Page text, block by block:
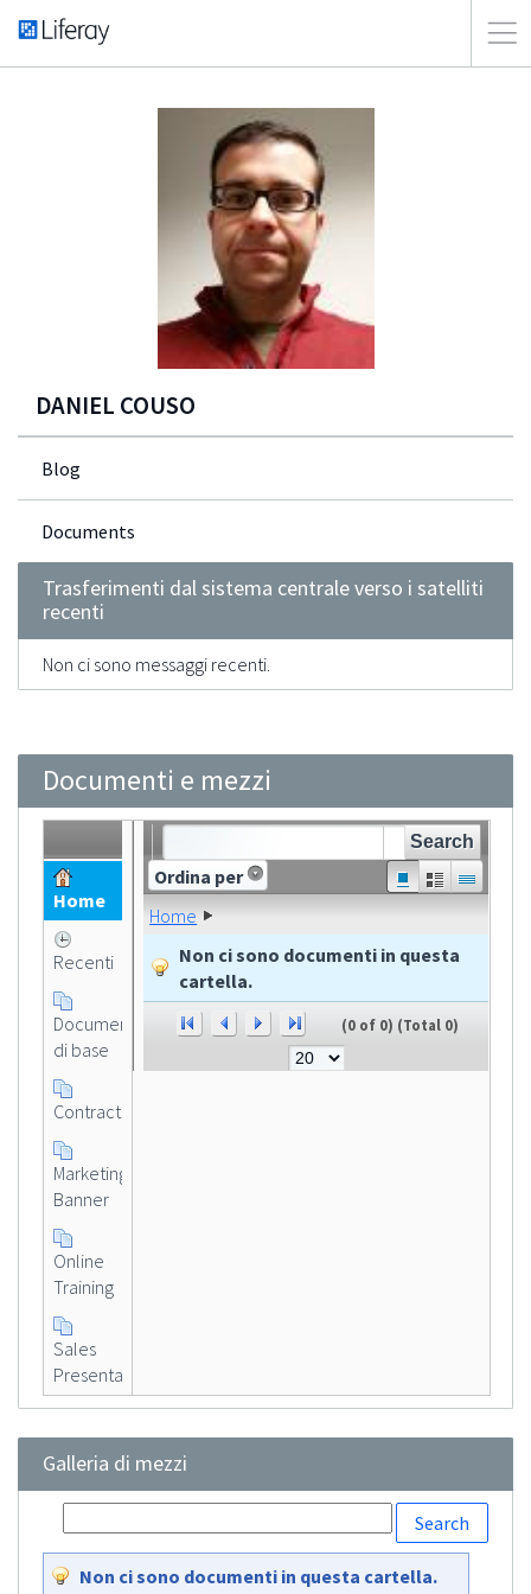
DANIEL COUSO
Blog
Documents
Trasferimenti dal sistema centrale verso i satelliti
recenti
Non ci sono messaggi recenti.
Documenti e mezzi
Home
Recenti
Documento
di base
Contract
Marketing
Banner
Online
Training
Sales
Presentation
Ordina per
Home
Non ci sono documenti in questa
cartella.
(0 of 0) (Total 0)
Galleria di mezzi
Non ci sono documenti in questa cartella.